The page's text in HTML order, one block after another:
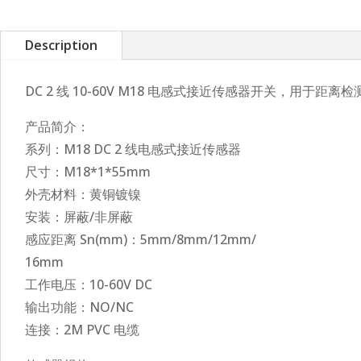
Description
DC 2 线 10-60V M18 电感式接近传感器开关，用于距离检
产品简介：
系列：M18 DC 2 线电感式接近传感器
尺寸：M18*1*55mm
外壳材料：黄铜镀镍
安装：屏蔽/非屏蔽
感应距离 Sn(mm)：5mm/8mm/12mm/
16mm
工作电压：10-60V DC
输出功能：NO/NC
连接：2M PVC 电缆